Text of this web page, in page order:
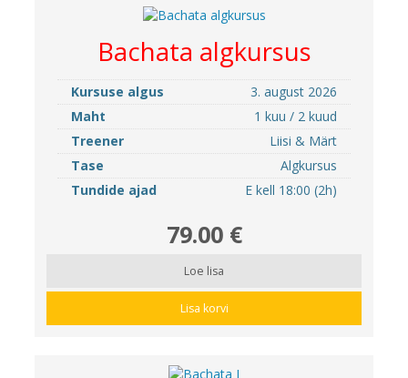
Bachata algkursus
Kursuse algus
3. august 2026
Maht
1 kuu / 2 kuud
Treener
Liisi & Märt
Tase
Algkursus
Tundide ajad
E kell 18:00 (2h)
79.00 €
Loe lisa
Lisa korvi